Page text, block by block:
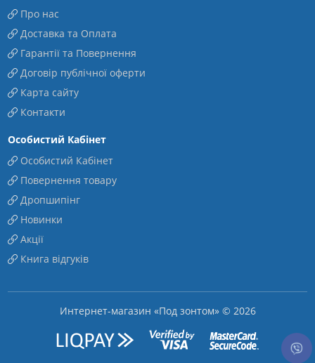
Про нас
Доставка та Оплата
Гарантії та Повернення
Договір публічної оферти
Карта сайту
Контакти
Особистий Кабінет
Особистий Кабінет
Повернення товару
Дропшипінг
Новинки
Акції
Книга відгуків
Интернет-магазин «Под зонтом» © 2026